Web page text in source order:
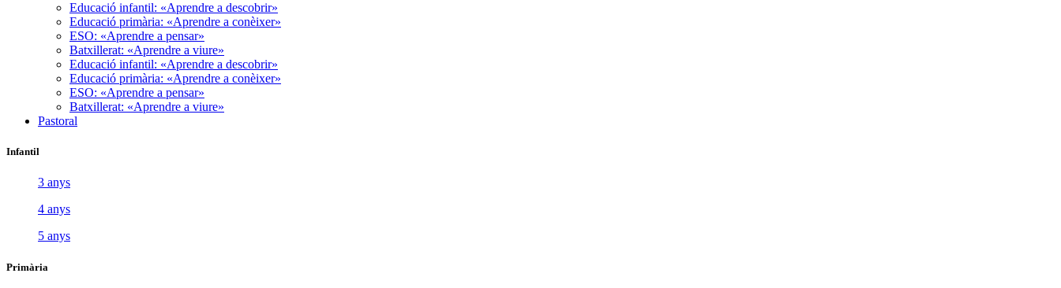
Educació infantil: «Aprendre a descobrir»
Educació primària: «Aprendre a conèixer»
ESO: «Aprendre a pensar»
Batxillerat: «Aprendre a viure»
Educació infantil: «Aprendre a descobrir»
Educació primària: «Aprendre a conèixer»
ESO: «Aprendre a pensar»
Batxillerat: «Aprendre a viure»
Pastoral
Infantil
3 anys
4 anys
5 anys
Primària